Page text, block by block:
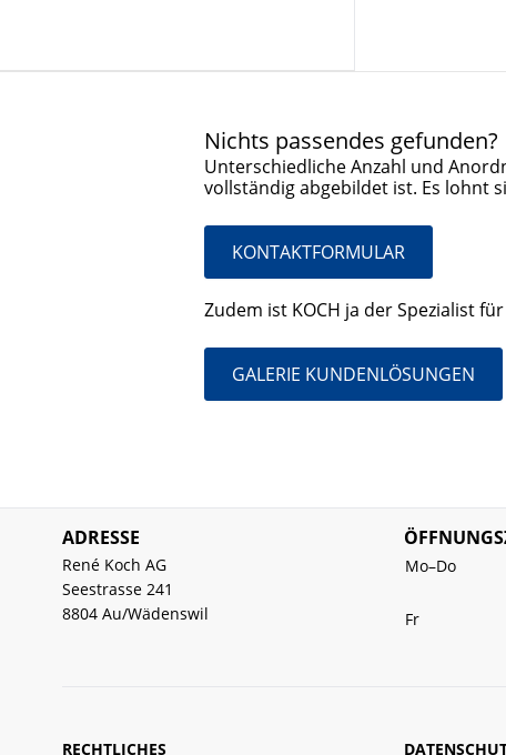
Nichts passendes gefunden?
Unterschiedliche Anzahl und
vollständig abgebildet ist. Es lohnt
KONTAKTFORMULAR
Zudem ist KOCH ja der Spezialist
GALERIE KUNDENLÖSUNGEN
ADRESSE
René Koch AG
Seestrasse 241
8804 Au/Wädenswil
Mo–Do
Fr
RECHTLICHES